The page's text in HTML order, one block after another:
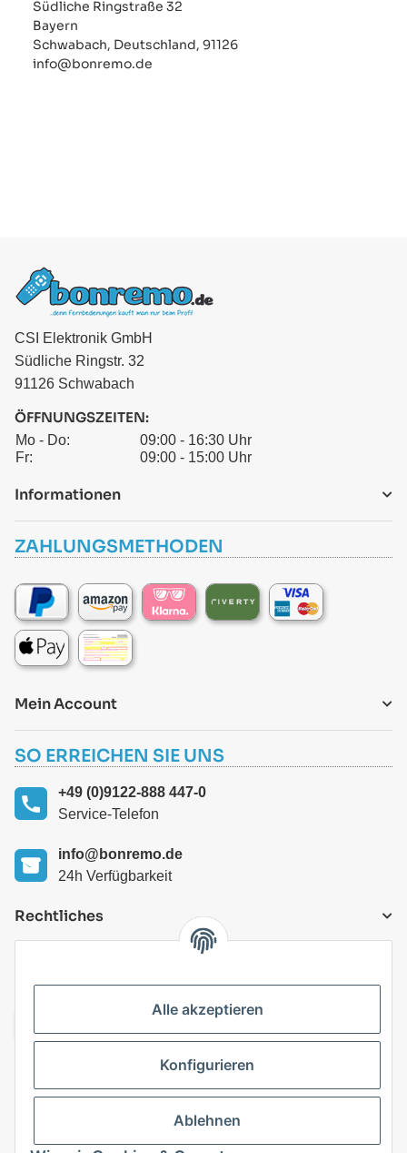
Südliche Ringstraße 32
Bayern
Schwabach, Deutschland, 91126
info@bonremo.de
CSI Elektronik GmbH
Südliche Ringstr. 32
91126 Schwabach
ÖFFNUNGSZEITEN:
Mo - Do:
09:00 - 16:30 Uhr
Fr:
09:00 - 15:00 Uhr
Informationen
ZAHLUNGSMETHODEN
Mein Account
SO ERREICHEN SIE UNS
+49 (0)9122-888 447-0
Service-Telefon
info@bonremo.de
24h Verfügbarkeit
Rechtliches
Vertrag widerrufen
Alle akzeptieren
Konfigurieren
Ablehnen